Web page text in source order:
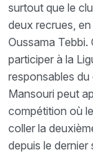
surtout que le
deux recrues,
Oussama Tebbi.
participer à la
responsables du
Mansouri peut
compétition où
coller la
depuis le dernier